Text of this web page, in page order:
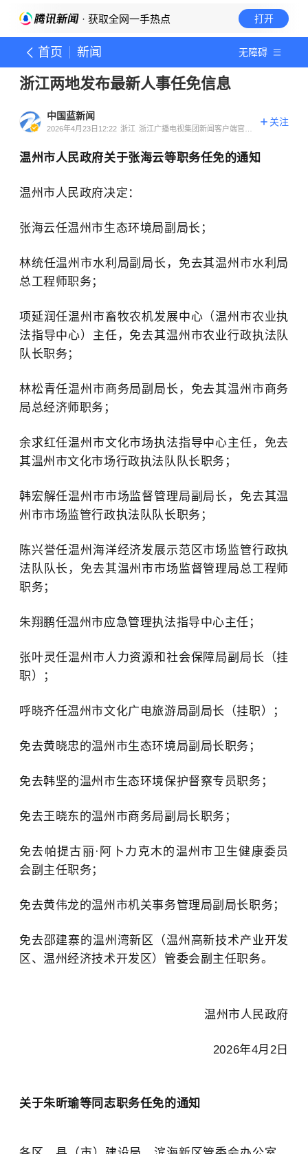
· 获取全网一手热点 打开
首页 新闻 无障碍
浙江两地发布最新人事任免信息
中国蓝新闻
2026年4月23日12:22 浙江 浙江广播电视集团新闻客户端官方
关注
温州市人民政府关于张海云等职务任免的通知
温州市人民政府决定：
张海云任温州市生态环境局副局长；
林统任温州市水利局副局长，免去其温州市水利局
总工程师职务；
项延润任温州市畜牧农机发展中心（温州市农业执
法指导中心）主任，免去其温州市农业行政执法队
队长职务；
林松青任温州市商务局副局长，免去其温州市商务
局总经济师职务；
余求红任温州市文化市场执法指导中心主任，免去
其温州市文化市场行政执法队队长职务；
韩宏解任温州市市场监督管理局副局长，免去其温
州市市场监管行政执法队队长职务；
陈兴誉任温州海洋经济发展示范区市场监管行政执
法队队长，免去其温州市市场监督管理局总工程师
职务；
朱翔鹏任温州市应急管理执法指导中心主任；
张叶灵任温州市人力资源和社会保障局副局长（挂
职）；
呼晓齐任温州市文化广电旅游局副局长（挂职）；
免去黄晓忠的温州市生态环境局副局长职务；
免去韩坚的温州市生态环境保护督察专员职务；
免去王晓东的温州市商务局副局长职务；
免去帕提古丽·阿卜力克木的温州市卫生健康委员
会副主任职务；
免去黄伟龙的温州市机关事务管理局副局长职务；
免去邵建寨的温州湾新区（温州高新技术产业开发
区、温州经济技术开发区）管委会副主任职务。
温州市人民政府
2026年4月2日
关于朱昕瑜等同志职务任免的通知